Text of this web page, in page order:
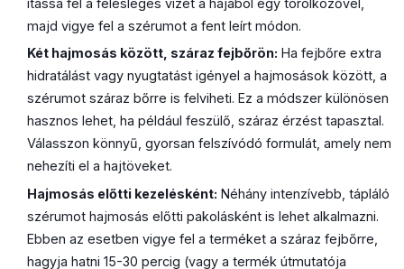
majd vigye fel a szérumot a fent leírt módon.
Két hajmosás között, száraz fejbőrön: Ha fejbőre extra
hidratálást vagy nyugtatást igényel a hajmosások között, a
szérumot száraz bőrre is felviheti. Ez a módszer különösen
hasznos lehet, ha például feszülő, száraz érzést tapasztal.
Válasszon könnyű, gyorsan felszívódó formulát, amely nem
nehezíti el a hajtöveket.
Hajmosás előtti kezelésként: Néhány intenzívebb, tápláló
szérumot hajmosás előtti pakolásként is lehet alkalmazni.
Ebben az esetben vigye fel a terméket a száraz fejbőrre,
hagyja hatni 15-30 percig (vagy a termék útmutatója